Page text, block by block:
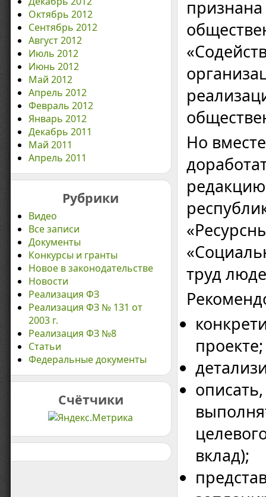
Октябрь 2012
Сентябрь 2012
Август 2012
Июль 2012
Июнь 2012
Май 2012
Апрель 2012
Февраль 2012
Январь 2012
Декабрь 2011
Май 2011
Апрель 2011
Рубрики
Видео
Все записи
Документы
Конкурсы и гранты
Новое в законодательстве
Новости
Реализация ФЗ
Реализация ФЗ № 131 от
2003 г.
Реализация ФЗ №8
Статьи
Федеральные документы
Счётчики
Но
труд
проекте;
вклад);